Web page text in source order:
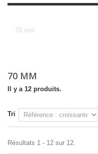
70 mm
70 MM
Il y a 12 produits.
Tri
Résultats 1 - 12 sur 12.